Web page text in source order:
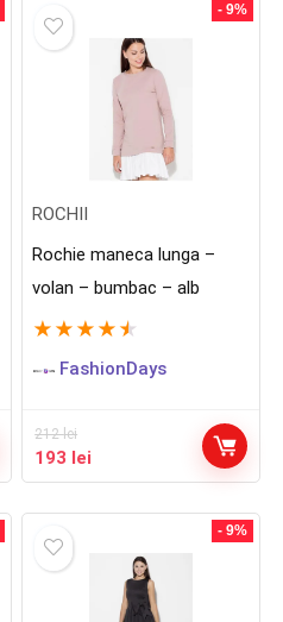
284 lei.
- 9%
ROCHII
Rochie maneca lunga –
volan – bumbac – alb
★ ★ ★ ★ ★
FashionDays
212lei
Prețul
inițial
212 lei.
193 lei
curent
- 9%